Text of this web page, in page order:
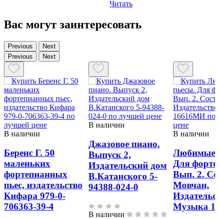
Читать
Вас могут заинтересовать
Previous
Next
Previous
Next
В наличии
Беренс Г. 50
маленьких
фортепианных
пьес, издательство
Кифара 979-0-
706363-39-4
В наличии
Джазовое пиано.
Выпуск 2,
Издательский дом
В.Катанского 5-
94388-024-0
В наличии
В наличии
Любимые
Для
Вып. 2.
Мовчан,
Музыка